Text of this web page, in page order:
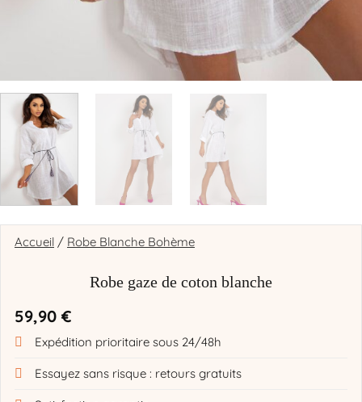
Accueil / Robe Blanche Bohème
Robe gaze de coton blanche
59,90 €
Expédition prioritaire sous 24/48h
Essayez sans risque : retours gratuits